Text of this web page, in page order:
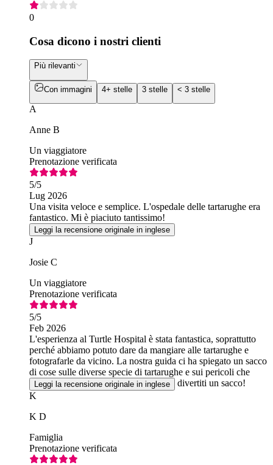
0
Cosa dicono i nostri clienti
Più rilevanti
Con immagini 4+ stelle 3 stelle < 3 stelle
A
Anne B
Un viaggiatore
Prenotazione verificata
5/5
Lug 2026
Una visita veloce e semplice. L'ospedale delle tartarughe era
fantastico. Mi è piaciuto tantissimo!
Leggi la recensione originale in inglese
J
Josie C
Un viaggiatore
Prenotazione verificata
5/5
Feb 2026
L'esperienza al Turtle Hospital è stata fantastica, soprattutto
perché abbiamo potuto dare da mangiare alle tartarughe e
fotografarle da vicino. La nostra guida ci ha spiegato un sacco
di cose sulle diverse specie di tartarughe e sui pericoli che
corrono. Ne è valsa la pena e ci siamo divertiti un sacco!
Leggi la recensione originale in inglese
K
K D
Famiglia
Prenotazione verificata